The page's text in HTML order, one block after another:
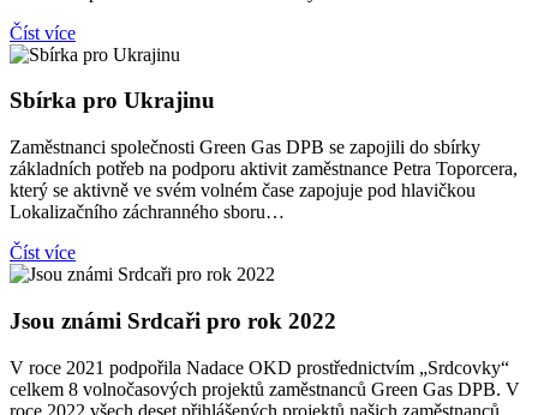
Číst více
Sbírka pro Ukrajinu
Zaměstnanci společnosti Green Gas DPB se zapojili do sbírky
základních potřeb na podporu aktivit zaměstnance Petra Toporcera,
který se aktivně ve svém volném čase zapojuje pod hlavičkou
Lokalizačního záchranného sboru…
Číst více
Jsou známi Srdcaři pro rok 2022
V roce 2021 podpořila Nadace OKD prostřednictvím „Srdcovky“
celkem 8 volnočasových projektů zaměstnanců Green Gas DPB. V
roce 2022 všech deset přihlášených projektů našich zaměstnanců